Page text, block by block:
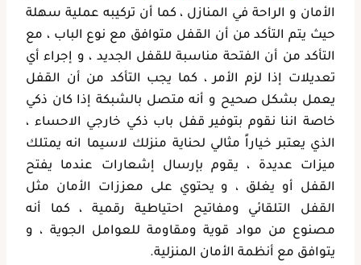
الأمان و الراحة في المنازل ، كما أن تركيبه عملية سهلة
حيث يتم التأكد من أن القفل متوافق مع نوع الباب ، مع
التأكد من أن الفتحة مناسبة للقفل الجديد ، و إجراء أي
تعديلات إذا لزم الأمر ، كما يجب التأكد من أن القفل
يعمل بشكل صحيح و أنه متصل بالشبكة إذا كان ذكي
خاصة اننا نقوم بتوفير قفل باب ذكي خارجي الاحساء ،
الذي يعتبر خياراً مثالي لحناية منزلك لاسيما انه يمتلك
ميزات عديدة ، يقوم بإرسال إشعارات عندما يفتح
القفل أو يغلق ، و يحتوي على معززات الأمان مثل
القفل التلقائي ومفاتيح احتياطية رقمية ، كما أنه
مصنوع من مواد قوية ومقاومة للعوامل الجوية ، و
يتوافق مع أنظمة الأمان المنزلية.